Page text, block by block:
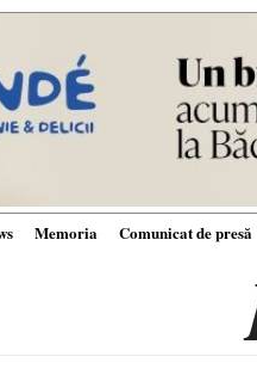
Memoria Comunicat de presă